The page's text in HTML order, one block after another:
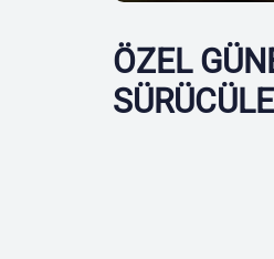
ÖZEL